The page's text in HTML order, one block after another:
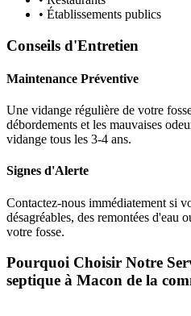
• Établissements publics
Conseils d'Entretien
Maintenance Préventive
Une vidange régulière de votre
débordements et les mauvaises
vidange tous les 3-4 ans.
Signes d'Alerte
Contactez-nous immédiatement si
désagréables, des remontées d'eau
votre fosse.
Pourquoi Choisir Notre
septique à Macon de la